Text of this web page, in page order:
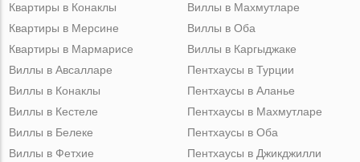
Квартиры в Конаклы
Квартиры в Мерсине
Квартиры в Мармарисе
Виллы в Махмутларе
Виллы в Оба
Виллы в Каргыджаке
Виллы в Авсалларе
Виллы в Конаклы
Виллы в Кестеле
Виллы в Белеке
Виллы в Фетхие
Пентхаусы в Турции
Пентхаусы в Аланье
Пентхаусы в Махмутларе
Пентхаусы в Оба
Пентхаусы в Джикджилли